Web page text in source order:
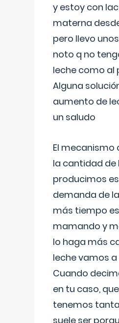
y estoy con
materna
pero llevo
noto q no
leche como al
Alguna
aumento de
un saludo
El mecanismo
la cantidad de
producimos
demanda de
más tiempo
mamando y
lo haga más
leche vamos
Cuando
en tu caso,
tenemos
suele ser porqu